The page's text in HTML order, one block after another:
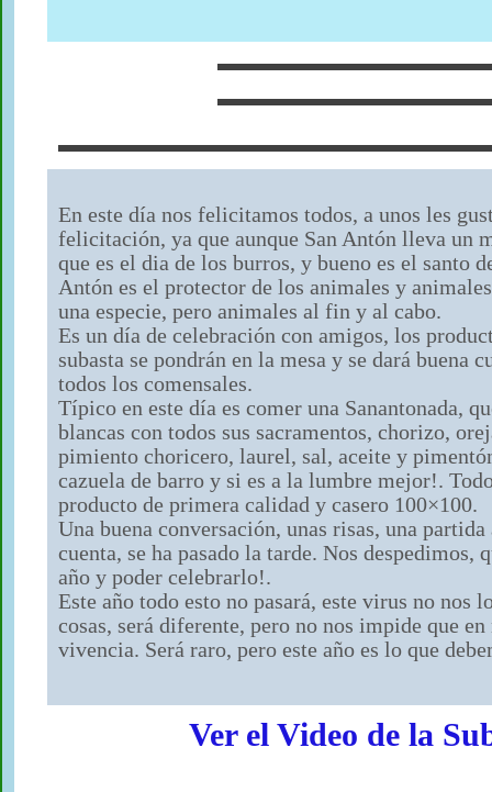
En este día nos felicitamos todos, a unos les
felicitación, ya que aunque San Antón lleva un
que es el dia de los burros, y bueno es el santo
Antón es el protector de los animales y
una especie, pero animales al fin y al cabo.
Es un día de celebración con amigos, los
subasta se pondrán en la mesa y se dará buena
todos los comensales.
Típico en este día es comer una Sanantonada,
blancas con todos sus sacramentos, chorizo,
pimiento choricero, laurel, sal, aceite y
cazuela de barro y si es a la lumbre mejor!.
producto de primera calidad y casero 100×100.
Una buena conversación, unas risas, una
cuenta, se ha pasado la tarde. Nos despedimos,
año y poder celebrarlo!.
Este año todo esto no pasará, este virus no nos
cosas, será diferente, pero no nos impide que
vivencia. Será raro, pero este año es lo que
Ver el Video de la